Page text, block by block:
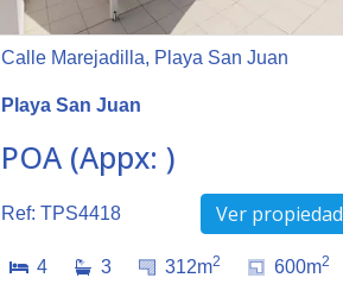
Calle Marejadilla, Playa San Juan
Playa San Juan
POA (Appx: )
Ref: TPS4418 Ver propiedad
4 3 312m2 600m2